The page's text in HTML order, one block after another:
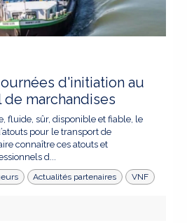
d'initiation au
marchandises
fluide, sûr, disponible et fiable, le
pour le transport de
connaître ces atouts et
d...
Actualités partenaires VNF